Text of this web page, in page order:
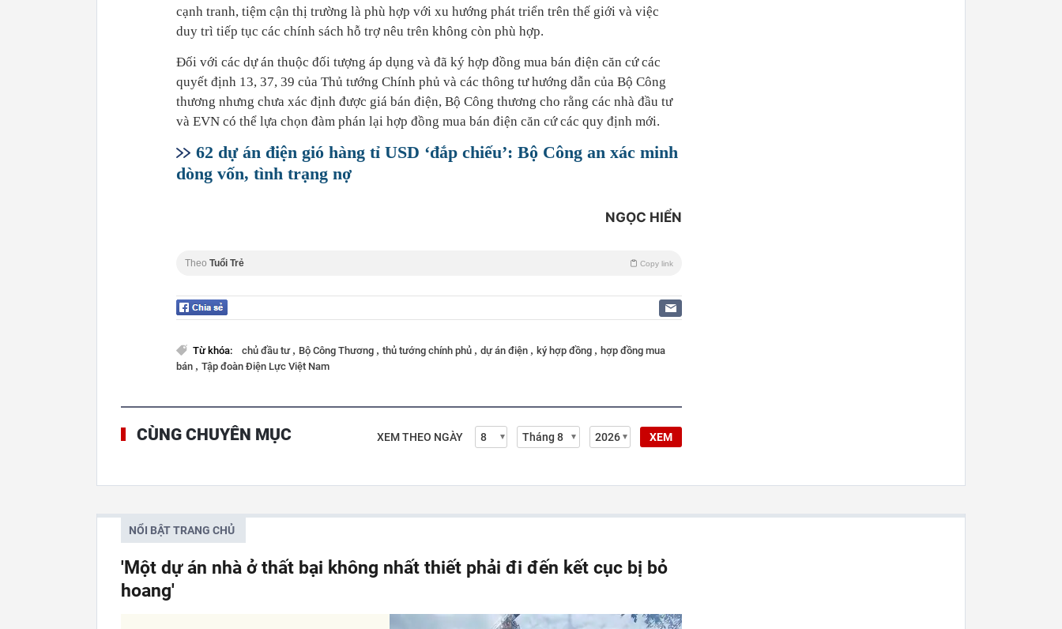
cạnh tranh, tiệm cận thị trường là phù hợp với xu hướng phát triển trên thế giới và việc
duy trì tiếp tục các chính sách hỗ trợ nêu trên không còn phù hợp.
Đối với các dự án thuộc đối tượng áp dụng và đã ký hợp đồng mua bán điện căn cứ các
quyết định 13, 37, 39 của Thủ tướng Chính phủ và các thông tư hướng dẫn của Bộ Công
thương nhưng chưa xác định được giá bán điện, Bộ Công thương cho rằng các nhà đầu tư
và EVN có thể lựa chọn đàm phán lại hợp đồng mua bán điện căn cứ các quy định mới.
62 dự án điện gió hàng tỉ USD ‘đắp chiếu’: Bộ Công an xác minh
dòng vốn, tình trạng nợ
NGỌC HIỂN
Theo Tuổi Trẻ Copy link
Từ khóa: chủ đầu tư , Bộ Công Thương , thủ tướng chính phủ , dự án điện , ký hợp đồng , hợp đồng mua
bán , Tập đoàn Điện Lực Việt Nam
CÙNG CHUYÊN MỤC XEM THEO NGÀY XEM
NỔI BẬT TRANG CHỦ
'Một dự án nhà ở thất bại không nhất thiết phải đi đến kết cục bị bỏ
hoang'